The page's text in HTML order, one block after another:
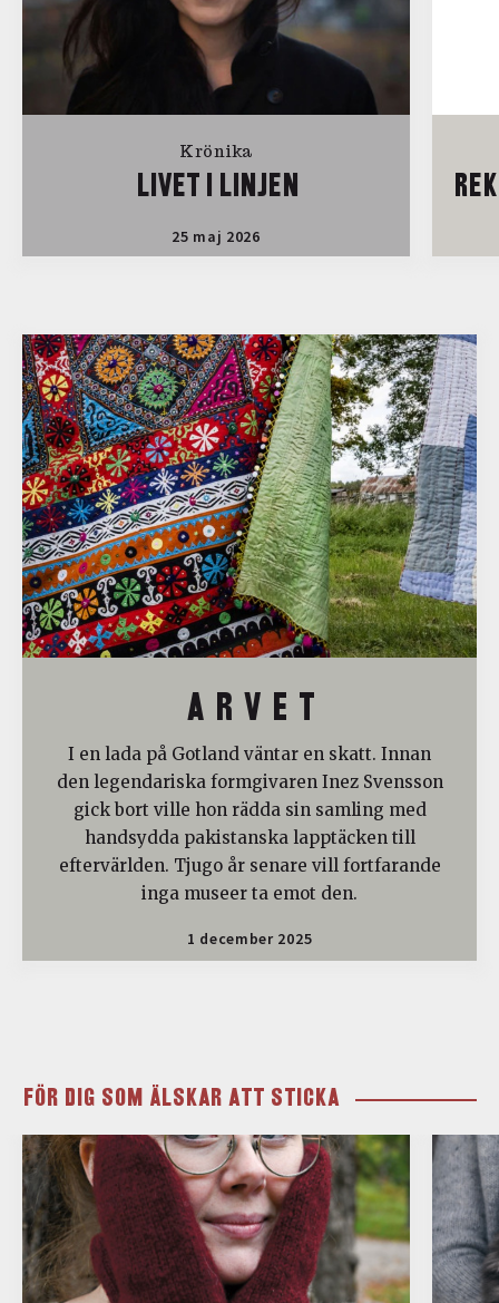
Krönika
LIVET I LINJEN
25 maj 2026
A R V E T
I en lada på Gotland väntar en skatt. Innan
den legendariska formgivaren Inez Svensson
gick bort ville hon rädda sin samling med
handsydda pakistanska lapptäcken till
eftervärlden. Tjugo år senare vill fortfarande
inga museer ta emot den.
1 december 2025
FÖR DIG SOM ÄLSKAR ATT STICKA